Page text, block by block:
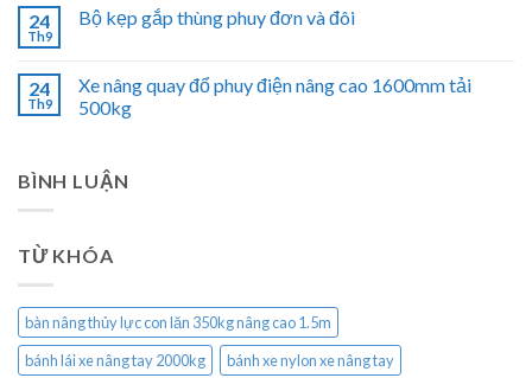
24
Th9
Bộ kẹp gắp thùng phuy đơn và đôi
24
Th9
Xe nâng quay đổ phuy điện nâng cao 1600mm tải
500kg
BÌNH LUẬN
TỪ KHÓA
bàn nâng thủy lực con lăn 350kg nâng cao 1.5m
bánh lái xe nâng tay 2000kg
bánh xe nylon xe nâng tay